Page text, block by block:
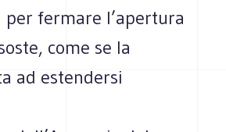
fermare l’apertura
come se la
ad estendersi